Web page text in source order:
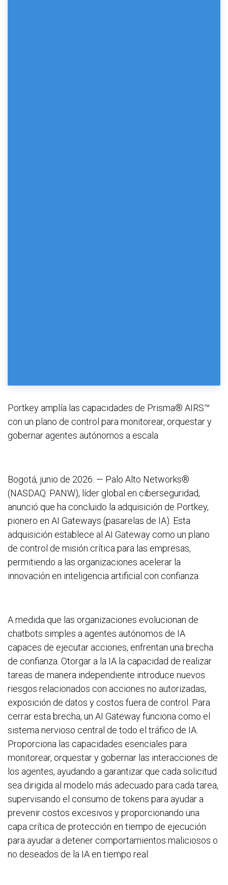
Portkey amplía las capacidades de Prisma® AIRS™
con un plano de control para monitorear, orquestar y
gobernar agentes autónomos a escala
Bogotá, junio de 2026. — Palo Alto Networks®
(NASDAQ: PANW), líder global en ciberseguridad,
anunció que ha concluido la adquisición de Portkey,
pionero en AI Gateways (pasarelas de IA). Esta
adquisición establece al AI Gateway como un plano
de control de misión crítica para las empresas,
permitiendo a las organizaciones acelerar la
innovación en inteligencia artificial con confianza.
A medida que las organizaciones evolucionan de
chatbots simples a agentes autónomos de IA
capaces de ejecutar acciones, enfrentan una brecha
de confianza. Otorgar a la IA la capacidad de realizar
tareas de manera independiente introduce nuevos
riesgos relacionados con acciones no autorizadas,
exposición de datos y costos fuera de control. Para
cerrar esta brecha, un AI Gateway funciona como el
sistema nervioso central de todo el tráfico de IA.
Proporciona las capacidades esenciales para
monitorear, orquestar y gobernar las interacciones de
los agentes, ayudando a garantizar que cada solicitud
sea dirigida al modelo más adecuado para cada tarea,
supervisando el consumo de tokens para ayudar a
prevenir costos excesivos y proporcionando una
capa crítica de protección en tiempo de ejecución
para ayudar a detener comportamientos maliciosos o
no deseados de la IA en tiempo real.